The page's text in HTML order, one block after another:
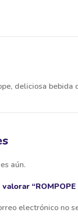
deliciosa
aún.
electrónico no